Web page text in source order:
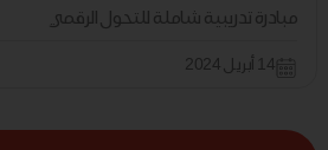
مبادرة تدريبية شاملة للتحول الرقمي
14 أبريل 2024